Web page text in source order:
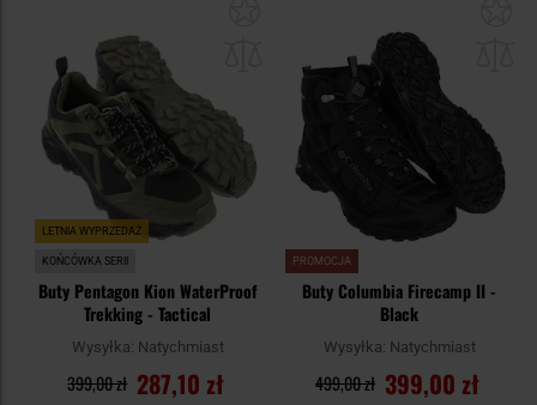
schowka
LETNIA WYPRZEDAŻ
KOŃCÓWKA SERII
Buty Pentagon Kion WaterProof
Trekking - Tactical
Wysyłka: Natychmiast
287,10 zł
399,00 zł
PROMOCJA
Buty Columbia Firecamp II -
Black
Wysyłka: Natychmiast
399,00 zł
499,00 zł